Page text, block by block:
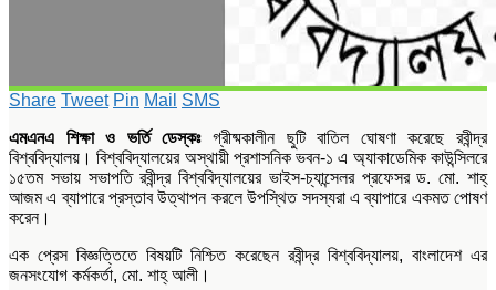
Share Tweet Pin Mail SMS
এমএনএ শিক্ষা ও ভর্তি ডেস্কঃগ্রীষ্মকালীন ছুটি বাতিল ঘোষণা করেছে রবীন্দ্র
বিশ্ববিদ্যালয়। বিশ্ববিদ্যালয়ের অস্থায়ী প্রশাসনিক ভবন-১ এ অ্যাকাডেমিক কাউন্সিলরে
১৫তম সভায় সভাপতি রবীন্দ্র বিশ্ববিদ্যালয়ের ভাইস-চ্যান্সেলর প্রফেসর ড. মো. শাহ্
আজম এ ব্যাপারে প্রস্তাব উত্থাপন করলে উপস্থিত সদস্যরা এ ব্যাপারে একমত পোষণ
করেন।
এক প্রেস বিজ্ঞত্তিতে বিষয়টি নিশ্চিত করেছেন রবীন্দ্র বিশ্ববিদ্যালয়, বাংলাদেশ এর
জনসংযোগ কর্মকর্তা, মো. শাহ্ আলী।